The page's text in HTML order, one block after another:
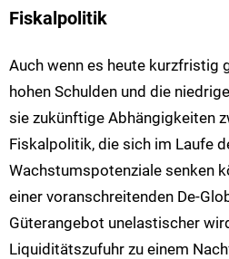
Fiskalpolitik
Auch wenn es heute kurzfristig
hohen Schulden und die
sie zukünftige Abhängigkeiten
Fiskalpolitik, die sich im Laufe
Wachstumspotenziale senken
einer voranschreitenden De-
Güterangebot unelastischer
Liquiditätszufuhr zu einem